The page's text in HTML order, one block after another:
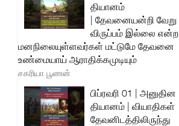
தியானம்
| தேவனையன்றி வேறு
விருப்பம் இல்லை என்ற
மனநிலையுள்ளவர்கள் மட்டுமே தேவனை
உண்மையாய் ஆராதிக்கமுடியும்
சகரியா பூணன்
பிப்ரவரி 01 | அனுதின
தியானம் | வியாதிகள்
தேவனிடத்திலிருந்து